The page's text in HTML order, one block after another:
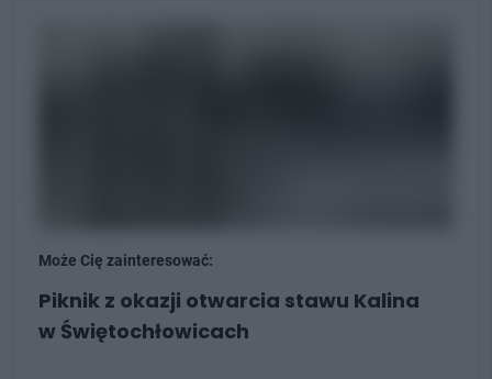
Może Cię zainteresować:
Piknik z okazji otwarcia stawu Kalina
w Świętochłowicach